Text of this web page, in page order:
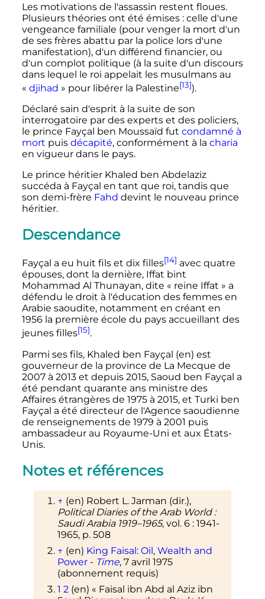
Les motivations de l'assassin restent floues.
Plusieurs théories ont été émises : celle d'une
vengeance familiale (pour venger la mort d'un
de ses frères abattu par la police lors d'une
manifestation), d'un différend financier, ou
d'un complot politique (à la suite d'un discours
dans lequel le roi appelait les musulmans au
« djihad » pour libérer la Palestine[13]).
Déclaré sain d'esprit à la suite de son
interrogatoire par des experts et des policiers,
le prince Fayçal ben Moussaïd fut condamné à
mort puis décapité, conformément à la charia
en vigueur dans le pays.
Le prince héritier Khaled ben Abdelaziz
succéda à Fayçal en tant que roi, tandis que
son demi-frère Fahd devint le nouveau prince
héritier.
Descendance
Fayçal a eu huit fils et dix filles[14] avec quatre
épouses, dont la dernière, Iffat bint
Mohammad Al Thunayan, dite « reine Iffat » a
défendu le droit à l'éducation des femmes en
Arabie saoudite, notamment en créant en
1956 la première école du pays accueillant des
jeunes filles[15].
Parmi ses fils, Khaled ben Fayçal (en) est
gouverneur de la province de La Mecque de
2007 à 2013 et depuis 2015, Saoud ben Fayçal a
été pendant quarante ans ministre des
Affaires étrangères de 1975 à 2015, et Turki ben
Fayçal a été directeur de l'Agence saoudienne
de renseignements de 1979 à 2001 puis
ambassadeur au Royaume-Uni et aux États-
Unis.
Notes et références
↑ (en) Robert L. Jarman (dir.),
Political Diaries of the Arab World :
Saudi Arabia 1919–1965, vol. 6 : 1941-
1965, p. 508
↑ (en) King Faisal: Oil, Wealth and
Power- Time, 7 avril 1975
(abonnement requis)
1 2 (en) « Faisal ibn Abd al Aziz ibn